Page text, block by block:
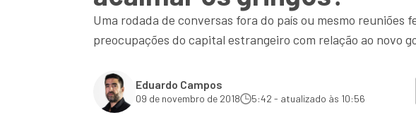
Uma rodada de conversas fora do país ou mesmo
preocupações do capital estrangeiro com relação ao novo
Eduardo Campos
09 de novembro de 2018 5:42 - atualizado às 10:56